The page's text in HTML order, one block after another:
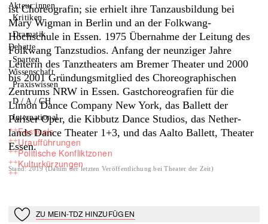
Akteur:innen
Kritiken
Dramatik
Debatte
Sparten
Wissenschaft
Praxiswissen
D / A / CH
International
++Festivals
++Uraufführungen
++Politische Konfliktzonen
++Kulturkürzungen
++
ist Choreografin; sie erhielt ihre Tanzausbildung bei
Mary Wigman in Berlin und an der Folkwang-
Hochschule in Essen. 1975 Übernahme der Leitung des
Folkwang Tanzstudios. Anfang der neunziger Jahre
Leiterin des Tanztheaters am Bremer Theater und 2000
bis 2001 Gründungsmitglied des Choreographischen
Zentrums NRW in Essen. Gastchoreografien für die
Limon Dance Company New York, das Ballett der
Pariser Oper, die Kibbutz Dance Studios, das Nether-
lands Dance Theater 1+3, und das Aalto Ballett, Theater
Essen.
Stand:2019(Datum der letzten Veröffentlichung bei Theater der Zeit)
Zu Mein-TdZ hinzufügen
ZU MEIN-TDZ HINZUFÜGEN